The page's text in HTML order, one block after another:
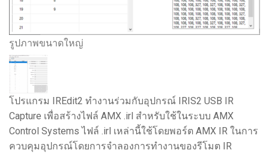
รูปภาพขนาดใหญ่
โปรแกรม IREdit2 ทำงานร่วมกับอุปกรณ์ IRIS2 USB IR
Capture เพื่อสร้างไฟล์ AMX .irl สำหรับใช้ในระบบ AMX
Control Systems ไฟล์ .irl เหล่านี้ใช้โดยพอร์ต AMX IR ในการ
ควบคุมอุปกรณ์โดยการจำลองการทำงานของรีโมต IR